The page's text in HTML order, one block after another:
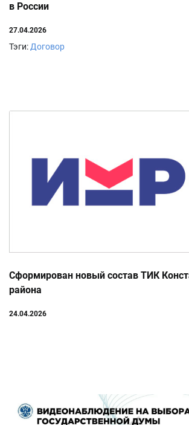
в России
27.04.2026
Тэги:Договор
Сформирован новый состав ТИК
района
24.04.2026